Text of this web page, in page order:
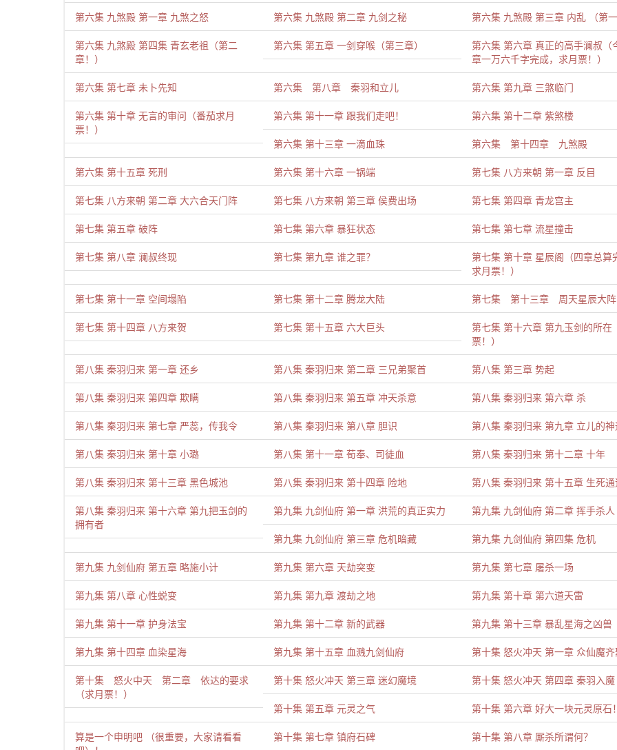
第六集 九煞殿 第一章 九煞之怒 第六集 九煞殿 第二章 九剑之秘 第六集 九煞殿 第三章 内乱 （第一
第六集 九煞殿 第四集 青玄老祖（第二
章！）
第六集 第五章 一剑穿喉（第三章）
第六集 第六章 真正的高手澜叔（
章一万六千字完成，求月票！）
第六集 第七章 未卜先知 第六集 第八章 秦羽和立儿 第六集 第九章 三煞临门
第六集 第十章 无言的审问（番茄求月
票！）
第六集 第十一章 跟我们走吧！ 第六集 第十二章 紫煞楼
第六集 第十三章 一滴血珠 第六集 第十四章 九煞殿
第六集 第十五章 死刑 第六集 第十六章 一锅端 第七集 八方来朝 第一章 反目
第七集 八方来朝 第二章 大六合天门阵 第七集 八方来朝 第三章 侯费出场 第七集 第四章 青龙宫主
第七集 第五章 破阵 第七集 第六章 暴狂状态 第七集 第七章 流星撞击
第七集 第八章 澜叔终现 第七集 第九章 谁之罪？
第七集 第十章 星辰阁（四章总算
求月票！）
第七集 第十一章 空间塌陷 第七集 第十二章 腾龙大陆 第七集 第十三章 周天星辰大阵
第七集 第十四章 八方来贺 第七集 第十五章 六大巨头
第七集 第十六章 第九玉剑的所在
票！）
第八集 秦羽归来 第一章 还乡 第八集 秦羽归来 第二章 三兄弟聚首 第八集 第三章 势起
第八集 秦羽归来 第四章 欺瞒 第八集 秦羽归来 第五章 冲天杀意 第八集 秦羽归来 第六章 杀
第八集 秦羽归来 第七章 严蕊，传我令 第八集 秦羽归来 第八章 胆识 第八集 秦羽归来 第九章 立儿的神
第八集 秦羽归来 第十章 小璐 第八集 第十一章 荀奉、司徒血 第八集 秦羽归来 第十二章 十年
第八集 秦羽归来 第十三章 黑色城池 第八集 秦羽归来 第十四章 险地 第八集 秦羽归来 第十五章 生死
第八集 秦羽归来 第十六章 第九把玉剑的
拥有者
第九集 九剑仙府 第一章 洪荒的真正实力 第九集 九剑仙府 第二章 挥手杀人
第九集 九剑仙府 第三章 危机暗藏 第九集 九剑仙府 第四集 危机
第九集 九剑仙府 第五章 略施小计 第九集 第六章 天劫突变 第九集 第七章 屠杀一场
第九集 第八章 心性蜕变 第九集 第九章 渡劫之地 第九集 第十章 第六道天雷
第九集 第十一章 护身法宝 第九集 第十二章 新的武器 第九集 第十三章 暴乱星海之凶兽
第九集 第十四章 血染星海 第九集 第十五章 血溅九剑仙府 第十集 怒火冲天 第一章 众仙魔齐
第十集 怒火中天 第二章 依达的要求
（求月票！）
第十集 怒火冲天 第三章 迷幻魔境 第十集 怒火冲天 第四章 秦羽入魔
第十集 第五章 元灵之气 第十集 第六章 好大一块元灵原石！
算是一个申明吧 （很重要，大家请看看
第十集 第七章 镇府石碑 第十集 第八章 厮杀所谓何？